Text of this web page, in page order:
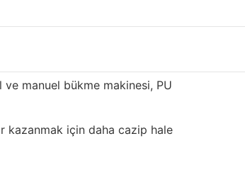
800.000 metrekare üretim
ve manuel bükme makinesi, PU
kazanmak için daha cazip hale